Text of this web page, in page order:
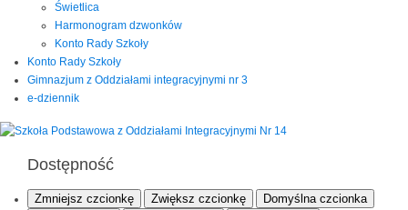
Świetlica
Harmonogram dzwonków
Konto Rady Szkoły
Konto Rady Szkoły
Gimnazjum z Oddziałami integracyjnymi nr 3
e-dziennik
Dostępność
Zmniejsz czcionkę Zwiększ czcionkę
Domyślna czcionka